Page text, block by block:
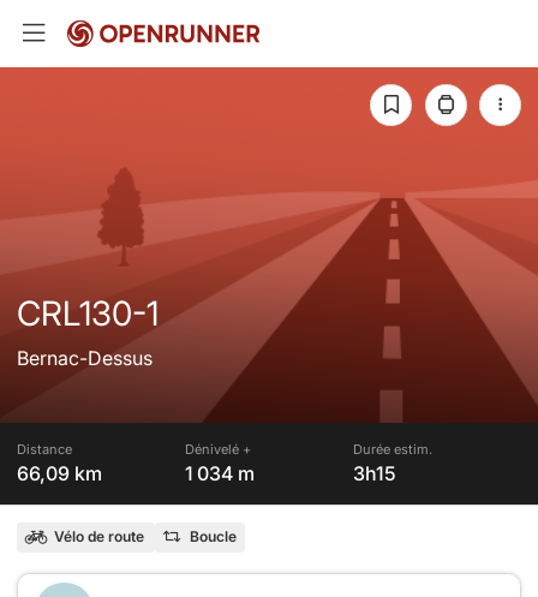
CRL130-1
Bernac-Dessus
Distance
66,09 km
Dénivelé +
1 034 m
Durée estim.
3h15
Vélo de route Boucle